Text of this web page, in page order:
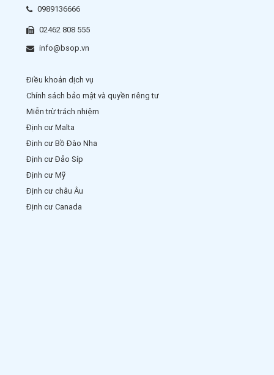
0989136666
02462 808 555
info@bsop.vn
Điều khoản dịch vụ
Chính sách bảo mật và quyền riêng tư
Miễn trừ trách nhiệm
Định cư Malta
Định cư Bồ Đào Nha
Định cư Đảo Síp
Định cư Mỹ
Định cư châu Âu
Định cư Canada